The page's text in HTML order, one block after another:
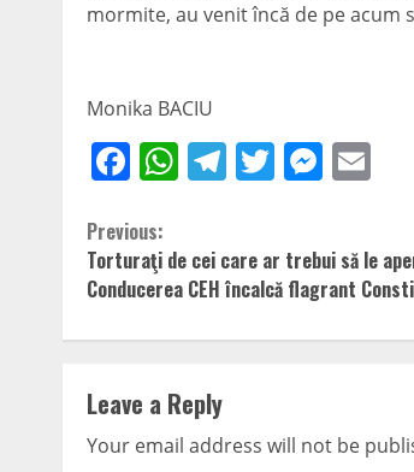
mormite, au venit încă de pe acum
Monika BACIU
Facebook
WhatsApp
Telegram
Twitter
Continue
Reading
Previous:
Torturaţi de cei care ar trebui să le
Conducerea CEH încalcă flagrant
Leave a Reply
Your email address will not be